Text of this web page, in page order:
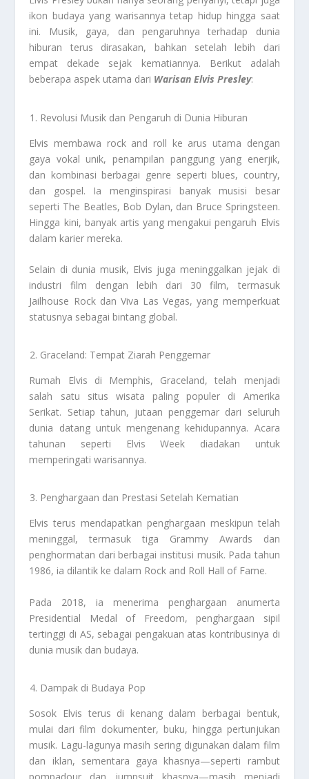
ikon budaya yang warisannya tetap hidup hingga saat
ini. Musik, gaya, dan pengaruhnya terhadap dunia
hiburan terus dirasakan, bahkan setelah lebih dari
empat dekade sejak kematiannya. Berikut adalah
beberapa aspek utama dari Warisan Elvis Presley:
Revolusi Musik dan Pengaruh di Dunia Hiburan
Elvis membawa rock and roll ke arus utama dengan
gaya vokal unik, penampilan panggung yang enerjik,
dan kombinasi berbagai genre seperti blues, country,
dan gospel. Ia menginspirasi banyak musisi besar
seperti The Beatles, Bob Dylan, dan Bruce Springsteen.
Hingga kini, banyak artis yang mengakui pengaruh Elvis
dalam karier mereka.
Selain di dunia musik, Elvis juga meninggalkan jejak di
industri film dengan lebih dari 30 film, termasuk
Jailhouse Rock dan Viva Las Vegas, yang memperkuat
statusnya sebagai bintang global.
Graceland: Tempat Ziarah Penggemar
Rumah Elvis di Memphis, Graceland, telah menjadi
salah satu situs wisata paling populer di Amerika
Serikat. Setiap tahun, jutaan penggemar dari seluruh
dunia datang untuk mengenang kehidupannya. Acara
tahunan seperti Elvis Week diadakan untuk
memperingati warisannya.
Penghargaan dan Prestasi Setelah Kematian
Elvis terus mendapatkan penghargaan meskipun telah
meninggal, termasuk tiga Grammy Awards dan
penghormatan dari berbagai institusi musik. Pada tahun
1986, ia dilantik ke dalam Rock and Roll Hall of Fame.
Pada 2018, ia menerima penghargaan anumerta
Presidential Medal of Freedom, penghargaan sipil
tertinggi di AS, sebagai pengakuan atas kontribusinya di
dunia musik dan budaya.
Dampak di Budaya Pop
Sosok Elvis terus di kenang dalam berbagai bentuk,
mulai dari film dokumenter, buku, hingga pertunjukan
musik. Lagu-lagunya masih sering digunakan dalam film
dan iklan, sementara gaya khasnya—seperti rambut